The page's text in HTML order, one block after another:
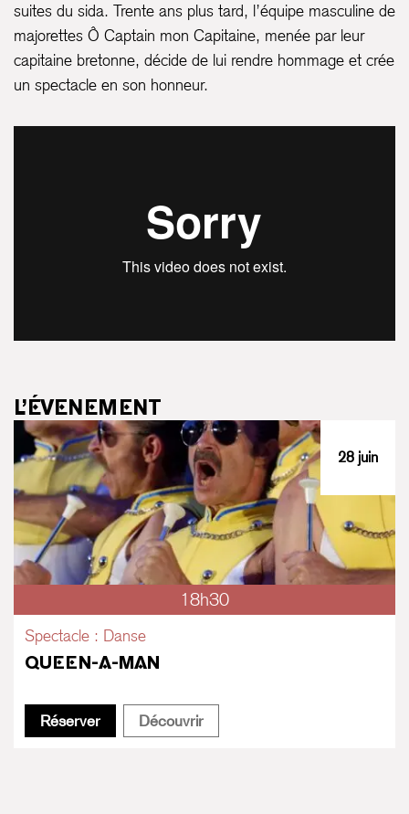
suites du sida. Trente ans plus tard, l’équipe masculine de
majorettes Ô Captain mon Capitaine, menée par leur
capitaine bretonne, décide de lui rendre hommage et crée
un spectacle en son honneur.
L’ÉVENEMENT
28 juin
18h30
Spectacle : Danse
QUEEN-A-MAN
RéserverQueen-A-Man
DécouvrirQueen-A-Man